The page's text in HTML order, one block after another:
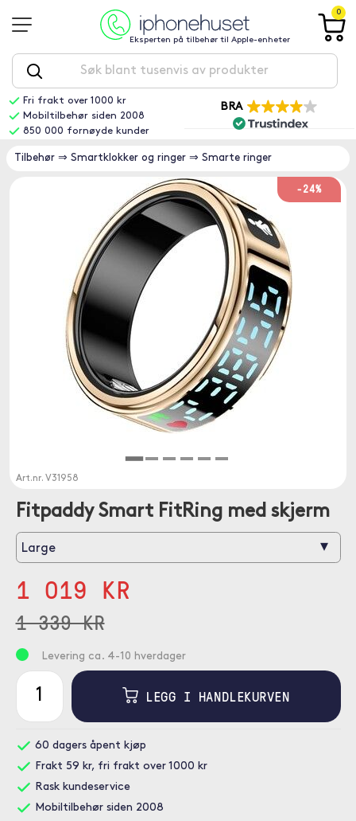
Eksperten på tilbehør til Apple-enheter
0
Fri frakt over 1000 kr
Mobiltilbehør siden 2008
850 000 fornøyde kunder
BRA
Tilbehør ⇒ Smartklokker og ringer ⇒ Smarte ringer
-24%
Art.nr. V31958
Fitpaddy Smart FitRing med skjerm
Large ▾
1 019 KR
1 339 KR
Levering ca. 4-10 hverdager
LEGG I HANDLEKURVEN
60 dagers åpent kjøp
Frakt 59 kr, fri frakt over 1000 kr
Rask kundeservice
Mobiltilbehør siden 2008